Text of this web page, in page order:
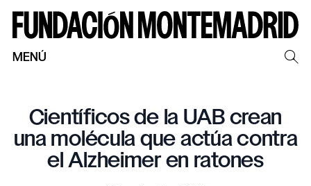
MENÚ
Científicos de la UAB crean
una molécula que actúa contra
el Alzheimer en ratones